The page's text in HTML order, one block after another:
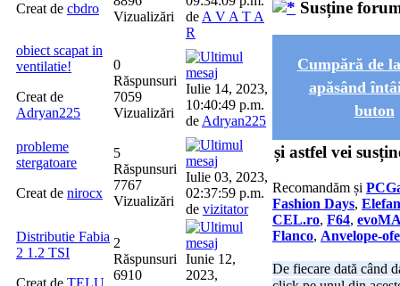
Creat de cbdro
Vizualizări
de A V A T A
R
obiect scapat in
ventilatie!
Creat de
Adryan225
0
Răspunsuri
7059
Vizualizări
Iulie 14, 2023,
10:40:49 p.m.
de Adryan225
probleme
stergatoare
Creat de nirocx
5
Răspunsuri
7767
Vizualizări
Iulie 03, 2023,
02:37:59 p.m.
de vizitator
Distributie Fabia
2 1.2 TSI
2
Răspunsuri
6910
Iunie 12,
2023,
Susține
Cumpără de
apăsând
buton
și astfel vei
Recomandăm și
Fashion Days,
CEL.ro, F64,
Flanco, Anvelope-
De fiecare dată când